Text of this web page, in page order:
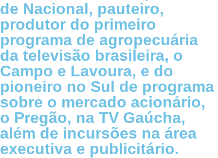
de Nacional, pauteiro,
produtor do primeiro
programa de agropecuária
da televisão brasileira, o
Campo e Lavoura, e do
pioneiro no Sul de programa
sobre o mercado acionário,
o Pregão, na TV Gaúcha,
além de incursões na área
executiva e publicitário.